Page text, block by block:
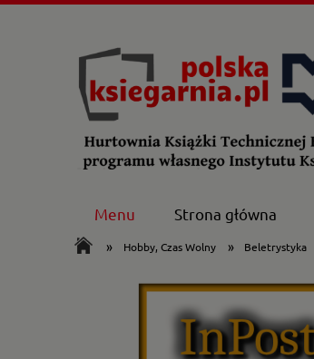
Menu Strona główna
» Hobby, Czas Wolny » Beletrystyka